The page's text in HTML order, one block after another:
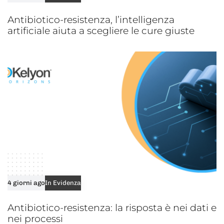
Antibiotico-resistenza, l’intelligenza
artificiale aiuta a scegliere le cure giuste
4 giorni agoIn Evidenza
Antibiotico-resistenza: la risposta è nei dati e
nei processi